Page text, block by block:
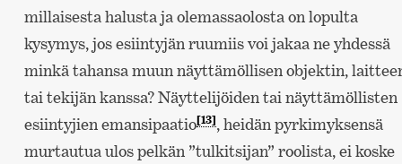
millaisesta halusta ja olemassaolosta on lopulta
kysymys, jos esiintyjän ruumiis voi jakaa ne yhdessä
minkä tahansa muun näyttämöllisen objektin,
tai tekijän kanssa? Näyttelijöiden tai näyttämöllisten
esiintyjien emansipaatio[13], heidän pyrkimyksensä
murtautua ulos pelkän ”tulkitsijan” roolista, ei koske